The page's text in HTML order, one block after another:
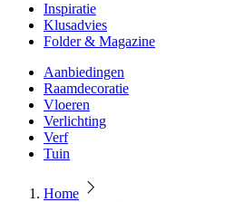
Inspiratie
Klusadvies
Folder & Magazine
Aanbiedingen
Raamdecoratie
Vloeren
Verlichting
Verf
Tuin
Home